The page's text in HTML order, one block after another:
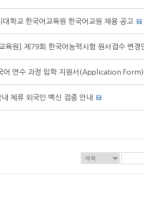
대학교 한국어교육원 한국어교원 채용 공고
육원] 제79회 한국어능력시험 원서접수 변경
어 연수 과정 입학 지원서(Application Form)
내 체류 외국인 백신 접종 안내